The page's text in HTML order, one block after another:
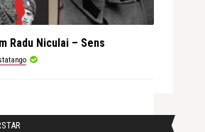
Radu Niculai – Sens